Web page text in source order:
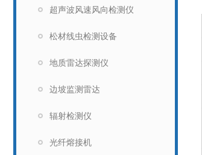
超声波风速风向检测仪
松材线虫检测设备
地质雷达探测仪
边坡监测雷达
辐射检测仪
光纤熔接机